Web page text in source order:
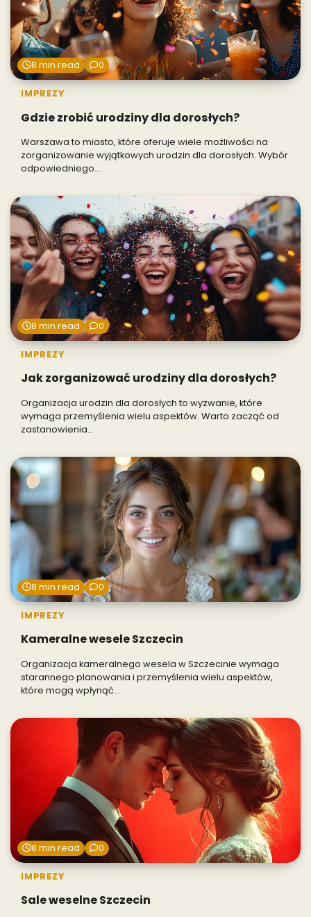
8 min read 0
IMPREZY
Gdzie zrobić urodziny dla dorosłych?
Warszawa to miasto, które oferuje wiele możliwości na
zorganizowanie wyjątkowych urodzin dla dorosłych. Wybór
odpowiedniego…
8 min read 0
IMPREZY
Jak zorganizować urodziny dla dorosłych?
Organizacja urodzin dla dorosłych to wyzwanie, które
wymaga przemyślenia wielu aspektów. Warto zacząć od
zastanowienia…
8 min read 0
IMPREZY
Kameralne wesele Szczecin
Organizacja kameralnego wesela w Szczecinie wymaga
starannego planowania i przemyślenia wielu aspektów,
które mogą wpłynąć…
8 min read 0
IMPREZY
Sale weselne Szczecin